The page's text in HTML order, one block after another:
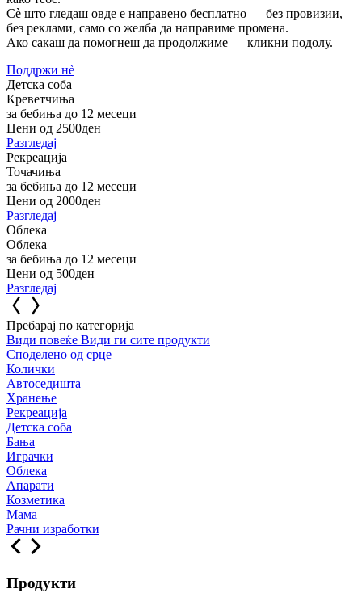
Сè што гледаш овде е направено бесплатно — без провизии,
без реклами, само со желба да направиме промена.
Ако сакаш да помогнеш да продолжиме — кликни подолу.
Поддржи нѐ
Детска соба
Креветчиња
за бебиња до 12 месеци
Цени од 2500ден
Разгледај
Рекреација
Точачиња
за бебиња до 12 месеци
Цени од 2000ден
Разгледај
Облека
Облека
за бебиња до 12 месеци
Цени од 500ден
Разгледај
Пребарај по категорија
Види повеќе Види ги сите продукти
Споделено од срце
Колички
Автоседишта
Хранење
Рекреација
Детска соба
Бања
Играчки
Облека
Апарати
Козметика
Мама
Рачни изработки
Продукти